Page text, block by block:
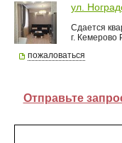
ул.
Сдается
г.
пожаловаться
Отправьте